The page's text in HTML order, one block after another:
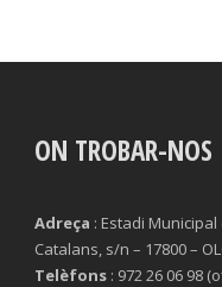
ON TROBAR-NOS
Adreça : Estadi Municipal
Catalans, s/n – 17800 –
Telèfons : 972 26 06 98